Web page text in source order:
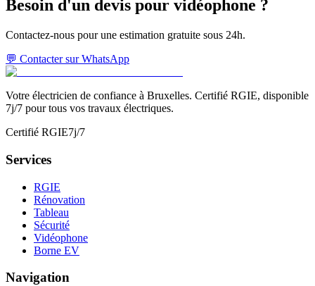
Besoin d'un devis pour vidéophone ?
Contactez-nous pour une estimation gratuite sous 24h.
💬 Contacter sur WhatsApp
Votre électricien de confiance à Bruxelles. Certifié RGIE, disponible
7j/7 pour tous vos travaux électriques.
Certifié RGIE7j/7
Services
RGIE
Rénovation
Tableau
Sécurité
Vidéophone
Borne EV
Navigation